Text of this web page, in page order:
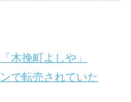
2019年
木挽町よしや」
で転売されていた